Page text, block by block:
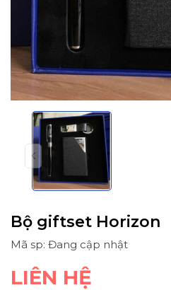
Bộ giftset Horizon
Mã sp: Đang cập nhật
LIÊN HỆ